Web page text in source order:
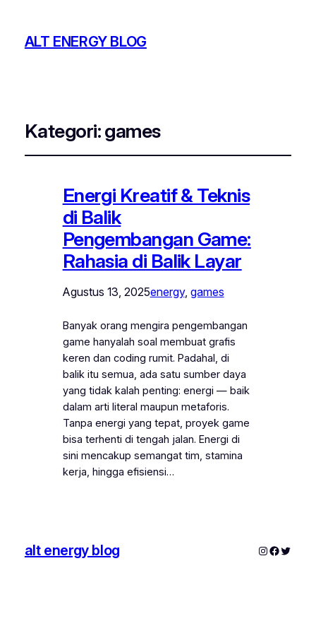
ALT ENERGY BLOG
Kategori:games
Energi Kreatif & Teknis
di Balik
Pengembangan Game:
Rahasia di Balik Layar
Agustus 13, 2025energy, games
Banyak orang mengira pengembangan
game hanyalah soal membuat grafis
keren dan coding rumit. Padahal, di
balik itu semua, ada satu sumber daya
yang tidak kalah penting: energi — baik
dalam arti literal maupun metaforis.
Tanpa energi yang tepat, proyek game
bisa terhenti di tengah jalan. Energi di
sini mencakup semangat tim, stamina
kerja, hingga efisiensi…
alt energy blog Instagram
Twitter